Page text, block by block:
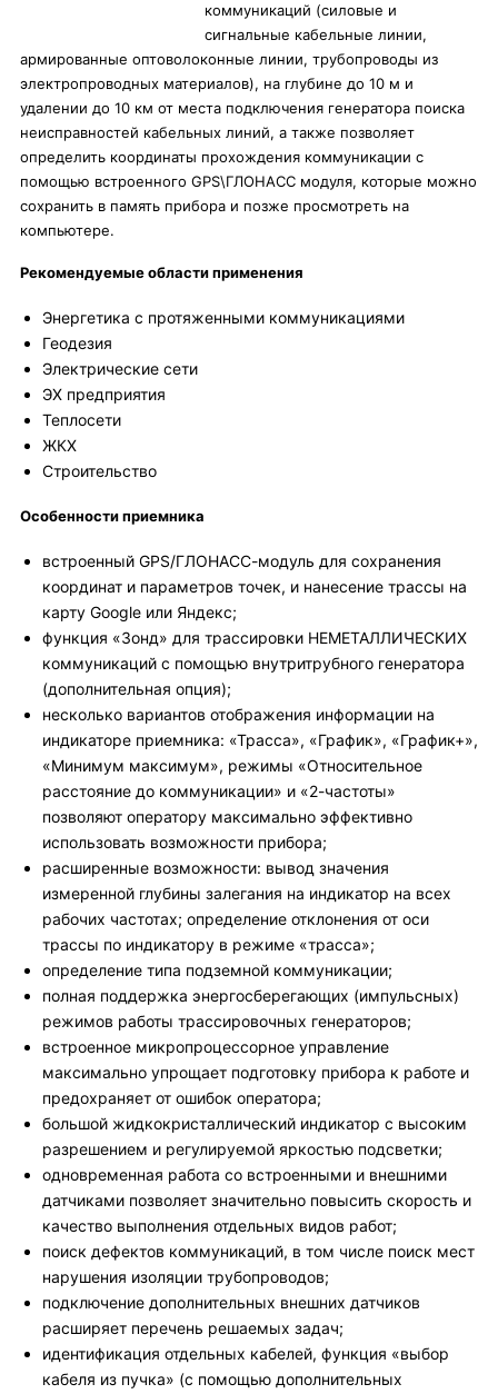
коммуникаций (силовые и
сигнальные кабельные линии,
армированные оптоволоконные линии, трубопроводы из
электропроводных материалов), на глубине до 10 м и
удалении до 10 км от места подключения генератора поиска
неисправностей кабельных линий, а также позволяет
определить координаты прохождения коммуникации с
помощью встроенного GPS\ГЛОНАСС модуля, которые можно
сохранить в память прибора и позже просмотреть на
компьютере.
Рекомендуемые области применения
Энергетика с протяженными коммуникациями
Геодезия
Электрические сети
ЭХ предприятия
Теплосети
ЖКХ
Строительство
Особенности приемника
встроенный GPS/ГЛОНАСС-модуль для сохранения
координат и параметров точек, и нанесение трассы на
карту Google или Яндекс;
функция «Зонд» для трассировки НЕМЕТАЛЛИЧЕСКИХ
коммуникаций с помощью внутритрубного генератора
(дополнительная опция);
несколько вариантов отображения информации на
индикаторе приемника: «Трасса», «График», «График+»,
«Минимум максимум», режимы «Относительное
расстояние до коммуникации» и «2-частоты»
позволяют оператору максимально эффективно
использовать возможности прибора;
расширенные возможности: вывод значения
измеренной глубины залегания на индикатор на всех
рабочих частотах; определение отклонения от оси
трассы по индикатору в режиме «трасса»;
определение типа подземной коммуникации;
полная поддержка энергосберегающих (импульсных)
режимов работы трассировочных генераторов;
встроенное микропроцессорное управление
максимально упрощает подготовку прибора к работе и
предохраняет от ошибок оператора;
большой жидкокристаллический индикатор с высоким
разрешением и регулируемой яркостью подсветки;
одновременная работа со встроенными и внешними
датчиками позволяет значительно повысить скорость и
качество выполнения отдельных видов работ;
поиск дефектов коммуникаций, в том числе поиск мест
нарушения изоляции трубопроводов;
подключение дополнительных внешних датчиков
расширяет перечень решаемых задач;
идентификация отдельных кабелей, функция «выбор
кабеля из пучка» (с помощью дополнительных